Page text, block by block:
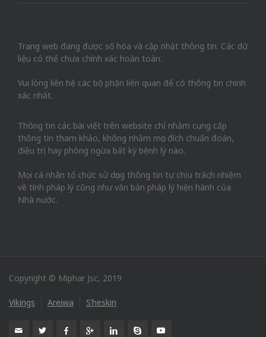
Trang web đang được số hóa và cập nhật thông tin. Các dữ
liệu có thể chưa chính xác hoàn toàn.
Vui lòng liên hệ các bộ phận liên quan để có thông tin chính
xác nhất.
Thông tin các bài viết trên website chỉ nhằm cung cấp
thông tin tham khảo, không nhằm mục đích chuẩn đoán,
điều trị hay phòng ngừa bất kỳ bệnh lý nào.
Mọi cá nhân tổ chức sử dụng thông tin tự chịu trách nhiệm
về tính pháp lý cũng như văn bản pháp lý hiện hành của
Nhà nước.
Copyright © Miphar Jsc, 2019
Vikings Areiwa S’heskin